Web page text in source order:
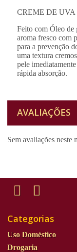
CREME DE UVA
Feito com Óleo de
aroma fresco com
para a prevenção
uma textura
pele
rápida absorção.
AVALIAÇÕES
Sem avaliações neste
Categorias
Uso Doméstico
Drogaria